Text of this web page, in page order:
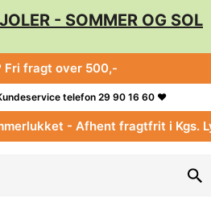
- SOMMER OG SOL
fragt over 500,-
telefon 29 90 16 60 ♥
- Afhent fragtfrit i Kgs.